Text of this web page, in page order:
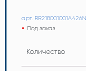
арт.
Под заказ
Количество